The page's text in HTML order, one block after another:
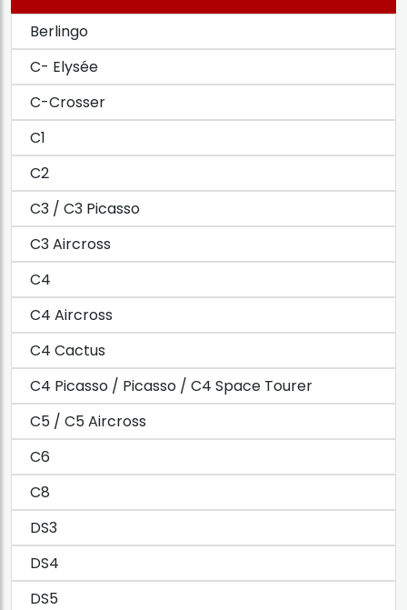
Berlingo
C- Elysée
C-Crosser
C1
C2
C3 / C3 Picasso
C3 Aircross
C4
C4 Aircross
C4 Cactus
C4 Picasso / Picasso / C4 Space Tourer
C5 / C5 Aircross
C6
C8
DS3
DS4
DS5